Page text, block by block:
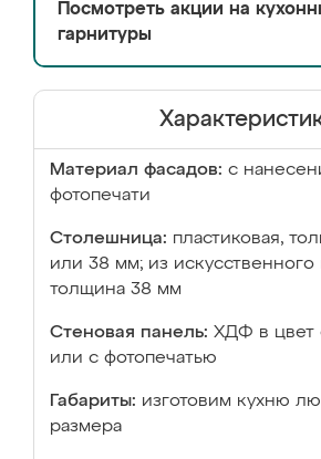
Посмотреть акции на
гарнитуры
Материал фасадов: с
фотопечати
Столешница: пластиковая,
или 38 мм; из искусственного
толщина 38 мм
Стеновая панель: ХДФ в цвет
или с фотопечатью
Габариты: изготовим кухню
размера